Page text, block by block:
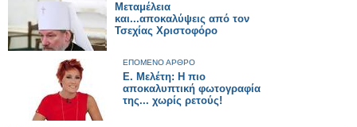
Μεταμέλεια
και...αποκαλύψεις από τον
Τσεχίας Χριστοφόρο
ΕΠΟΜΕΝΟ ΑΡΘΡΟ
E. Μελέτη: Η πιο
αποκαλυπτική φωτογραφία
της... χωρίς ρετούς!